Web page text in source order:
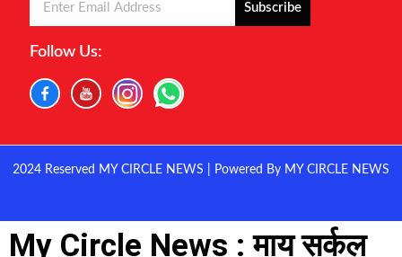
Subscribe
Follow Us:
2024 Reserved MY CIRCLE NEWS | Powered By MY CIRCLE NEWS
My Circle News : माय सर्कल